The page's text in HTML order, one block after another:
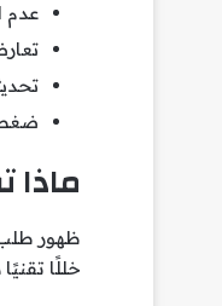
عدم
ضغط
ظهور طلب
خللًا